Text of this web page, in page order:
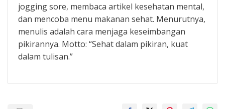
jogging sore, membaca artikel kesehatan mental,
dan mencoba menu makanan sehat. Menurutnya,
menulis adalah cara menjaga keseimbangan
pikirannya. Motto: “Sehat dalam pikiran, kuat
dalam tulisan.”